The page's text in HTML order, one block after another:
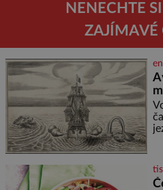
NENECHTE
ZAJÍMAVÉ